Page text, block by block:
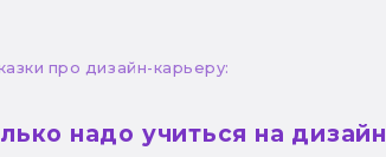
про дизайн-карьеру:
надо учиться на